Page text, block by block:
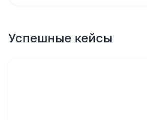
Успешные кейсы